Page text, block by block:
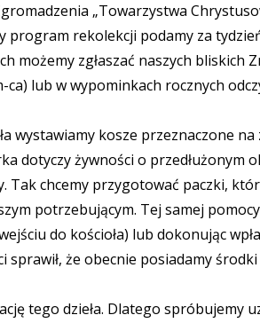
„Towarzystwa
program rekolekcji podamy za
zgłaszać naszych bliskich
lub w wypominkach rocznych
wystawiamy kosze przeznaczone
dotyczy żywności o przedłużonym
Tak chcemy przygotować paczki,
potrzebującym. Tej samej
do kościoła) lub dokonując
sprawił, że obecnie posiadamy
tego dzieła. Dlatego spróbujemy